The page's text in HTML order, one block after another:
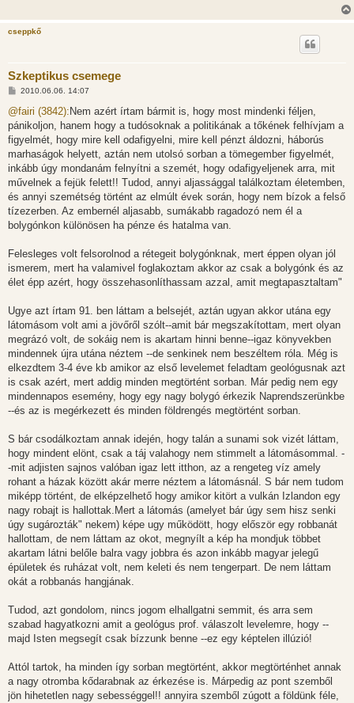
cseppkő
Szkeptikus csemege
H
z
á
s
z
ó
l
s
2010.06.06. 14:07
@fairi (3842): Nem azért írtam bármit is, hogy most mindenki féljen,
pánikoljon, hanem hogy a tudósoknak a politikának a tőkének felhívjam a
figyelmét, hogy mire kell odafigyelni, mire kell pénzt áldozni, háborús
marhaságok helyett, aztán nem utolsó sorban a tömegember figyelmét,
inkább úgy mondanám felnyítni a szemét, hogy odafigyeljenek arra, mit
művelnek a fejük felett!! Tudod, annyi aljassággal találkoztam életemben,
és annyi szemétség történt az elmúlt évek során, hogy nem bízok a felső
tízezerben. Az embernél aljasabb, sumákabb ragadozó nem él a
bolygónkon különösen ha pénze és hatalma van.
Felesleges volt felsorolnod a rétegeit bolygónknak, mert éppen olyan jól
ismerem, mert ha valamivel foglakoztam akkor az csak a bolygónk és az
élet épp azért, hogy összehasonlíthassam azzal, amit megtapasztaltam"
Ugye azt írtam 91. ben láttam a belsejét, aztán ugyan akkor utána egy
látomásom volt ami a jövőről szólt--amit bár megszakítottam, mert olyan
megrázó volt, de sokáig nem is akartam hinni benne--igaz könyvekben
mindennek újra utána néztem --de senkinek nem beszéltem róla. Még is
elkezdtem 3-4 éve kb amikor az első levelemet feladtam geológusnak azt
is csak azért, mert addig minden megtörtént sorban. Már pedig nem egy
mindennapos esemény, hogy egy nagy bolygó érkezik Naprendszerünkbe
--és az is megérkezett és minden földrengés megtörtént sorban.
S bár csodálkoztam annak idején, hogy talán a sunami sok vizét láttam,
hogy mindent elönt, csak a táj valahogy nem stimmelt a látomásommal. -
-mit adjisten sajnos valóban igaz lett itthon, az a rengeteg víz amely
rohant a házak között akár merre néztem a látomásnál. S bár nem tudom
miképp történt, de elképzelhető hogy amikor kitört a vulkán Izlandon egy
nagy robajt is hallottak.Mert a látomás (amelyet bár úgy sem hisz senki
úgy sugározták" nekem) képe ugy működött, hogy először egy robbanát
hallottam, de nem láttam az okot, megnyílt a kép ha mondjuk többet
akartam látni belőle balra vagy jobbra és azon inkább magyar jelegű
épületek és ruházat volt, nem keleti és nem tengerpart. De nem láttam
okát a robbanás hangjának.
Tudod, azt gondolom, nincs jogom elhallgatni semmit, és arra sem
szabad hagyatkozni amit a geológus prof. válaszolt levelemre, hogy --
majd Isten megsegít csak bízzunk benne --ez egy képtelen illúzió!
Attól tartok, ha minden így sorban megtörtént, akkor megtörténhet annak
a nagy otromba kődarabnak az érkezése is. Márpedig az pont szemből
jön hihetetlen nagy sebességgel!! annyira szemből zúgott a földünk féle,